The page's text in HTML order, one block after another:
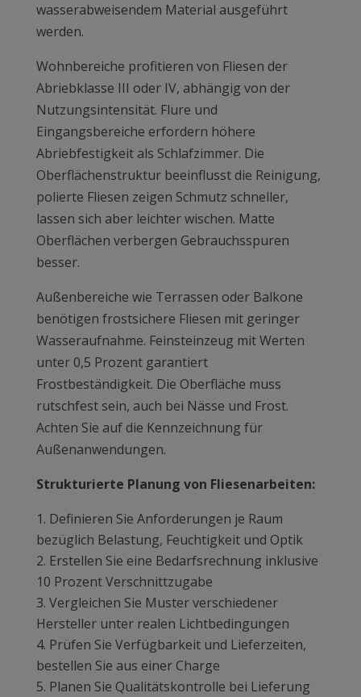
wasserabweisendem Material ausgeführt
werden.
Wohnbereiche profitieren von Fliesen der
Abriebklasse III oder IV, abhängig von der
Nutzungsintensität. Flure und
Eingangsbereiche erfordern höhere
Abriebfestigkeit als Schlafzimmer. Die
Oberflächenstruktur beeinflusst die Reinigung,
polierte Fliesen zeigen Schmutz schneller,
lassen sich aber leichter wischen. Matte
Oberflächen verbergen Gebrauchsspuren
besser.
Außenbereiche wie Terrassen oder Balkone
benötigen frostsichere Fliesen mit geringer
Wasseraufnahme. Feinsteinzeug mit Werten
unter 0,5 Prozent garantiert
Frostbeständigkeit. Die Oberfläche muss
rutschfest sein, auch bei Nässe und Frost.
Achten Sie auf die Kennzeichnung für
Außenanwendungen.
Strukturierte Planung von Fliesenarbeiten:
Definieren Sie Anforderungen je Raum
bezüglich Belastung, Feuchtigkeit und Optik
Erstellen Sie eine Bedarfsrechnung inklusive
10 Prozent Verschnittzugabe
Vergleichen Sie Muster verschiedener
Hersteller unter realen Lichtbedingungen
Prüfen Sie Verfügbarkeit und Lieferzeiten,
bestellen Sie aus einer Charge
Planen Sie Qualitätskontrolle bei Lieferung